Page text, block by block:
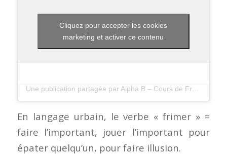
Une publication partagée par Alpha B – Cours de Francais (@alphabfrenchschool)
Cliquez pour accepter les cookies
marketing et activer ce contenu
En langage urbain, le verbe « frimer » =
faire l’important, jouer l’important pour
épater quelqu’un, pour faire illusion.